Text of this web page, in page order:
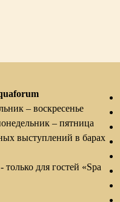
– воскресенье
– пятница
выступлений в барах
только для гостей «Spa